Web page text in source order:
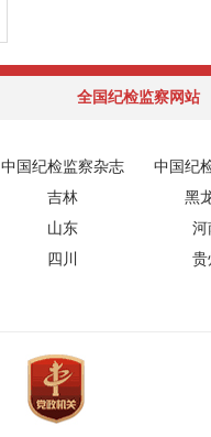
全国纪检监察网站
中国纪检监察杂志 中国纪
吉林 黑
山东 河
四川 贵